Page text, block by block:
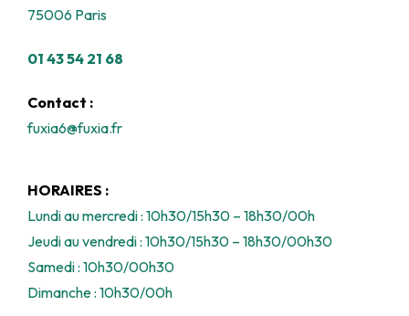
75006 Paris
01 43 54 21 68
Contact :
fuxia6@fuxia.fr
HORAIRES :
Lundi au mercredi : 10h30/15h30 – 18h30/00h
Jeudi au vendredi : 10h30/15h30 – 18h30/00h30
Samedi : 10h30/00h30
Dimanche : 10h30/00h